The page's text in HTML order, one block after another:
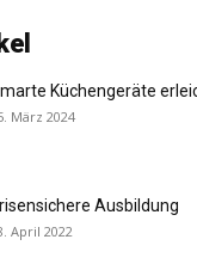
Küchengeräte
März 2024
Ausbildung
April 2022